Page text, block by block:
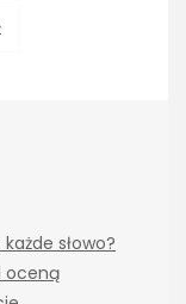
słowo?
oceną